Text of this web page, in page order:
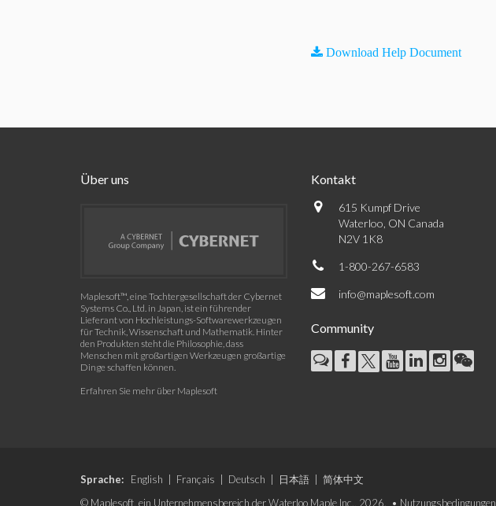
Download Help Document
Über uns
Maplesoft™, eine Tochtergesellschaft der Cybernet
Systems Co., Ltd. in Japan, ist ein führender
Lieferant von Hochleistungs-Softwarewerkzeugen
für Technik, Wissenschaft und Mathematik. Hinter
den Produkten steht die Philosophie, dass
Menschen mit großartigen Werkzeugen großartige
Dinge schaffen können.
Erfahren Sie mehr über Maplesoft
Kontakt
615 Kumpf Drive
Waterloo, ON Canada
N2V 1K8
1-800-267-6583
info@maplesoft.com
Community
Sprache: English Français Deutsch 日本語
简体中文
© Maplesoft, ein Unternehmensbereich der Waterloo Maple Inc., 2026. • Nutzungsbedingungen